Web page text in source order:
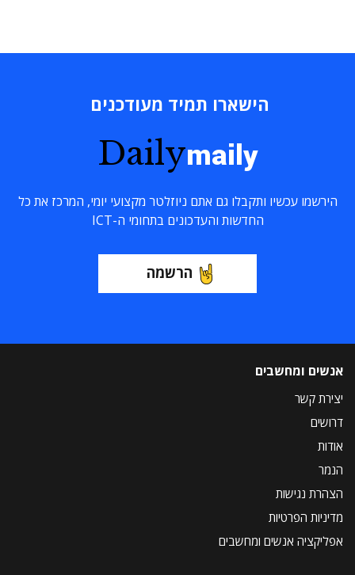
הישארו תמיד מעודכנים
Dailymaily
הירשמו עכשיו ותקבלו גם אתם ניוזלטר מקצועי יומי, המרכז את כל
החדשות והעדכונים בתחומי ה-ICT
הרשמה
אנשים ומחשבים
יצירת קשר
דרושים
אודות
הנמר
הצהרת נגישות
מדיניות הפרטיות
אפליקציה אנשים ומחשבים